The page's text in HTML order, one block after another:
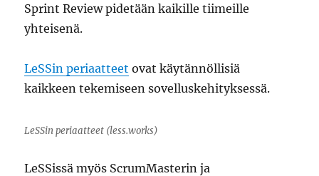
Sprint Review pidetään kaikille tiimeille
yhteisenä.
LeSSin periaatteet ovat käytännöllisiä
kaikkeen tekemiseen sovelluskehityksessä.
LeSSin periaatteet (less.works)
LeSSissä myös ScrumMasterin ja